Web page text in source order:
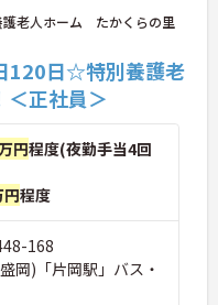
護老人ホーム たかくらの里
120日☆特別養護老
＜正社員＞
円程度(夜勤手当4回
程度
168
岡)「片岡駅」バス・